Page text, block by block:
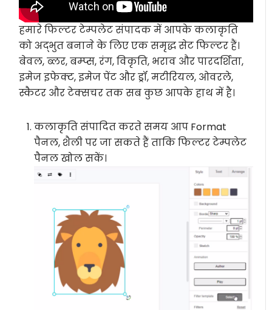
हमारे फिल्टर टेम्पलेट संपादक में आपके कलाकृति
को अद्भुत बनाने के लिए एक समृद्ध सेट फिल्टर हैं।
बेवल, ब्लर, बम्प्स, रंग, विकृति, भराव और पारदर्शिता,
इमेज इफेक्ट, इमेज पेंट और ड्रॉ, मटीरियल, ओवरले,
स्कैटर और टेक्सचर तक सब कुछ आपके हाथ में है।
कलाकृति संपादित करते समय आप Format
पैनल, शैली पर जा सकते हैं ताकि फिल्टर टेम्पलेट
पैनल खोल सकें।